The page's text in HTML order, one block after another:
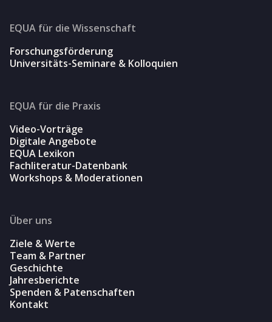
EQUA für die Wissenschaft
Forschungsförderung
Universitäts-Seminare & Kolloquien
EQUA für die Praxis
Video-Vorträge
Digitale Angebote
EQUA Lexikon
Fachliteratur-Datenbank
Workshops & Moderationen
Über uns
Ziele & Werte
Team & Partner
Geschichte
Jahresberichte
Spenden & Patenschaften
Kontakt